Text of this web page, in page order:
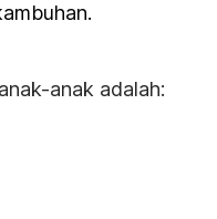
anak adalah: